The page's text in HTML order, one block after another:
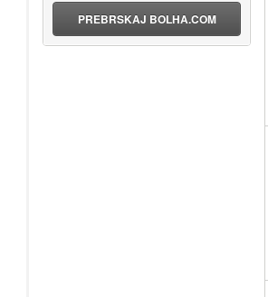
PREBRSKAJ BOLHA.COM